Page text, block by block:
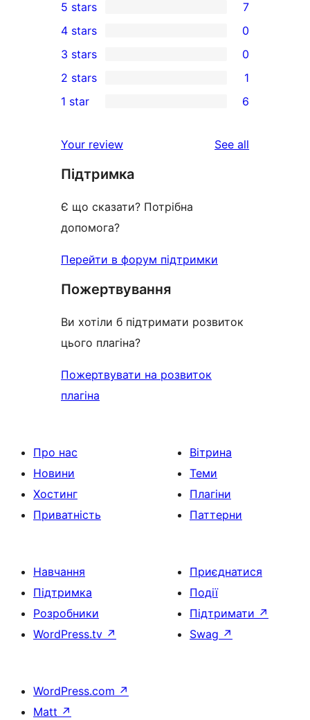
7
5-
star
reviews
5 stars 7
4-
star
reviews
4 stars 0
0
3-
star
3 stars 0
2-
review
2 stars 1
star
reviews
1 star 6
Your review See all
Підтримка
Є що сказати? Потрібна
допомога?
Перейти в форум підтримки
Пожертвування
Ви хотіли б підтримати розвиток
цього плагіна?
Пожертвувати на розвиток
плагіна
Про нас
Новини
Хостинг
Приватність
Вітрина
Теми
Плагіни
Паттерни
Навчання
Підтримка
Розробники
WordPress.tv ↗
Приєднатися
Події
Підтримати ↗
Swag ↗
WordPress.com ↗
Matt ↗